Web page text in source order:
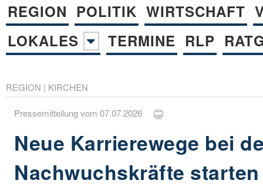
REGION POLITIK WIRTSCHAFT
LOKALES
TERMINE RLP
REGION | KIRCHEN
Pressemitteilung vom 07.07.2026
Neue Karrierewege bei
Nachwuchskräfte